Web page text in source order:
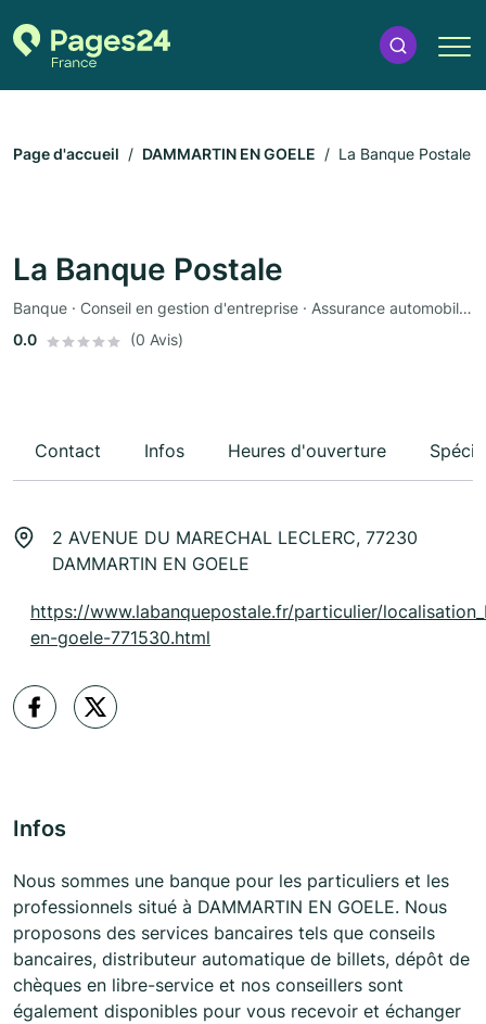
Page d'accueil DAMMARTIN EN GOELE La Banque Postale
La Banque Postale
Banque · Conseil en gestion d'entreprise · Assurance automobile · Assurance
0.0
(0 Avis)
Contact Infos Heures d'ouverture
2 AVENUE DU MARECHAL LECLERC, 77230
DAMMARTIN EN GOELE
https://www.labanquepostale.fr/particulier/
en-goele-771530.html
Infos
Nous sommes une banque pour les particuliers et les
professionnels situé à DAMMARTIN EN GOELE. Nous
proposons des services bancaires tels que conseils
bancaires, distributeur automatique de billets, dépôt de
chèques en libre-service et nos conseillers sont
également disponibles pour vous recevoir et échanger